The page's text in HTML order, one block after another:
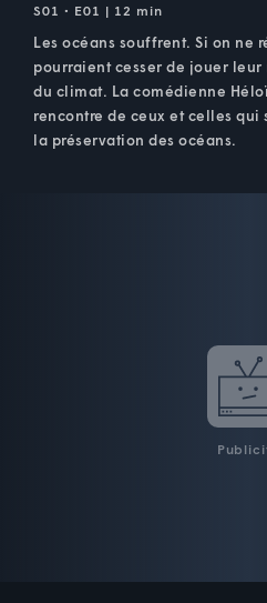
S01 • E01 | 12 min
Les océans souffrent. Si on ne
pourraient cesser de jouer leur
du climat. La comédienne
rencontre de ceux et celles qui
la préservation des océans.